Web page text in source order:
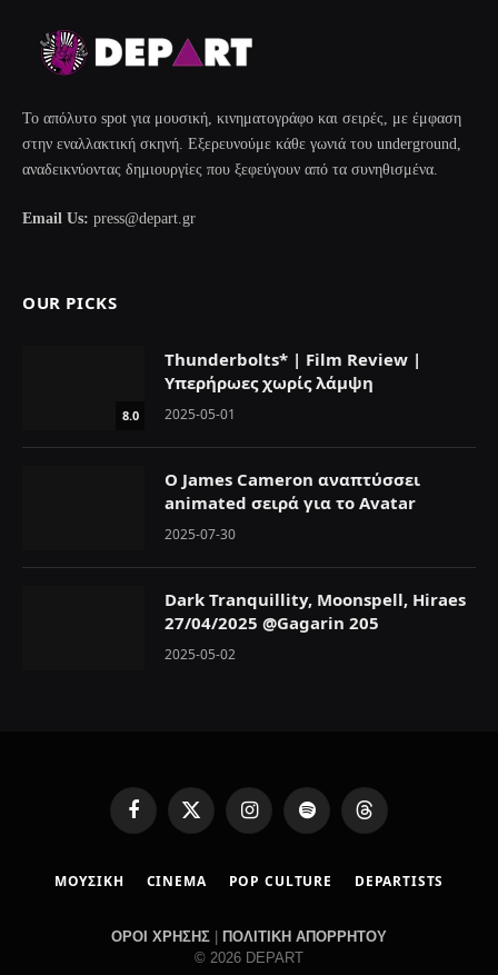
Το απόλυτο spot για μουσική, κινηματογράφο και σειρές, με έμφαση
στην εναλλακτική σκηνή. Εξερευνούμε κάθε γωνιά του underground,
αναδεικνύοντας δημιουργίες που ξεφεύγουν από τα συνηθισμένα.
Email Us: press@depart.gr
OUR PICKS
8.0
Thunderbolts* | Film Review |
Υπερήρωες χωρίς λάμψη
2025-05-01
Ο James Cameron αναπτύσσει
animated σειρά για το Avatar
2025-07-30
Dark Tranquillity, Moonspell, Hiraes
27/04/2025 @Gagarin 205
2025-05-02
F
o
X
w
t
e
I
t
r
a
S
t
y
T
e
s
ΜΟΥΣΙΚΗ CINEMA POP CULTURE DEPARTISTS
ΟΡΟΙ ΧΡΗΣΗΣ
ΠΟΛΙΤΙΚΗ ΑΠΟΡΡΗΤΟΥ
© 2026 DEPART